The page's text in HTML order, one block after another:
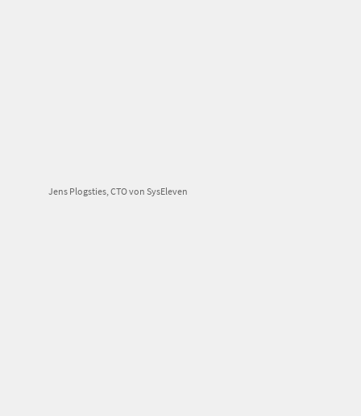
Jens Plogsties, CTO von SysEleven